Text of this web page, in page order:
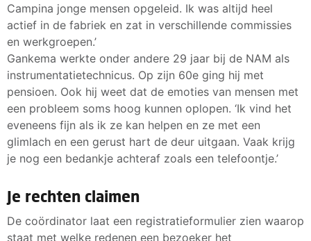
Campina jonge mensen opgeleid. Ik was altijd heel
actief in de fabriek en zat in verschillende commissies
en werkgroepen.’
Gankema werkte onder andere 29 jaar bij de NAM als
instrumentatietechnicus. Op zijn 60e ging hij met
pensioen. Ook hij weet dat de emoties van mensen met
een probleem soms hoog kunnen oplopen. ‘Ik vind het
eveneens fijn als ik ze kan helpen en ze met een
glimlach en een gerust hart de deur uitgaan. Vaak krijg
je nog een bedankje achteraf zoals een telefoontje.’
Je rechten claimen
De coördinator laat een registratieformulier zien waarop
staat met welke redenen een bezoeker het